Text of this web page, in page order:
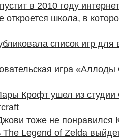
в 2010 году
школа, в
список игр для
игра
Крофт ушел из студии
тоже не понравился
The Legend of Zelda